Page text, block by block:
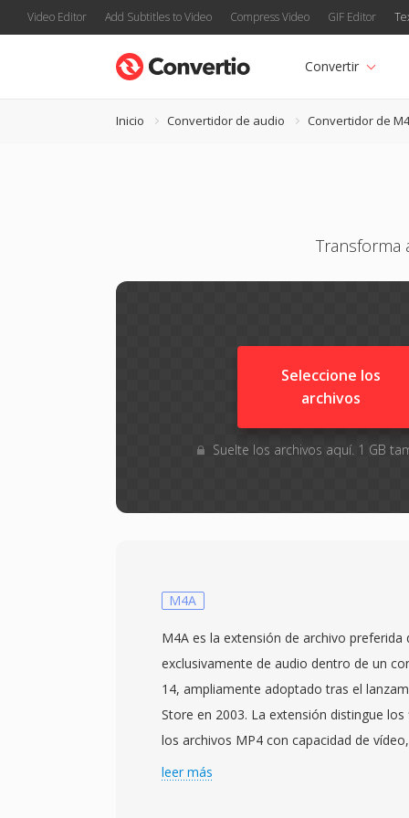
Video Editor Add Subtitles to Video Compress Video GIF Editor
Convertir
Inicio Convertidor de audio Convertidor de
Transforma
Seleccione los
archivos
Suelte los archivos aquí. 1 GB
M4A
M4A es la extensión de archivo preferida
exclusivamente de audio dentro de un
14, ampliamente adoptado tras el
Store en 2003. La extensión distingue
los archivos MP4 con capacidad de
reproductores qué no hay pista de vídeo
leer más